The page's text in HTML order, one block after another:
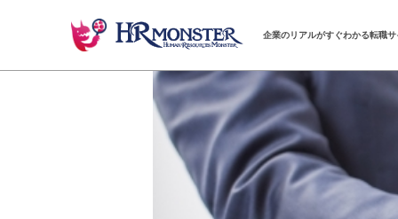
企業のリアルがすぐわかる転職